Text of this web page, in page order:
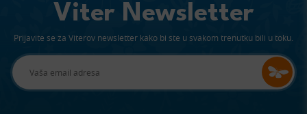
Viter Newsletter
Prijavite se za Viterov newsletter kako bi ste u svakom trenutku bili u toku.